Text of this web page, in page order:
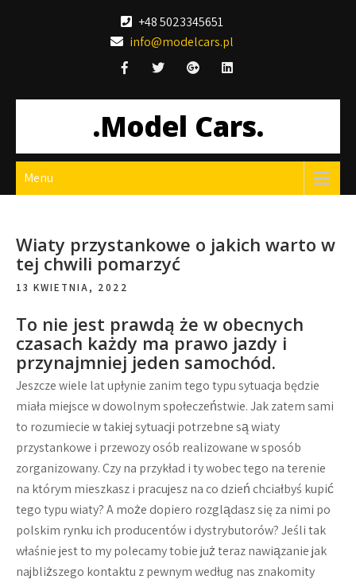
+48 5023345651
info@modelcars.pl
.Model Cars.
Menu
Wiaty przystankowe o jakich warto w
tej chwili pomarzyć
13 KWIETNIA, 2022
To nie jest prawdą że w obecnych
czasach każdy ma prawo jazdy i
przynajmniej jeden samochód.
Jeszcze wiele lat upłynie zanim tego typu sytuacja będzie
miała miejsce w dowolnym społeczeństwie. Jak zatem sami
to rozumiecie w takiej sytuacji potrzebne są wiaty
przystankowe i przewozy osób realizowane w sposób
zorganizowany. Czy na przykład i ty wobec tego na terenie
na którym mieszkasz i pracujesz na co dzień chciałbyś kupić
tego typu wiaty? A może dopiero rozglądasz się za nimi po
polskim rynku ich producentów i dystrybutorów? Jeśli tak
właśnie jest to my polecamy tobie już teraz nawiązanie jak
najbliższego kontaktu z pewnym według nas znakomity